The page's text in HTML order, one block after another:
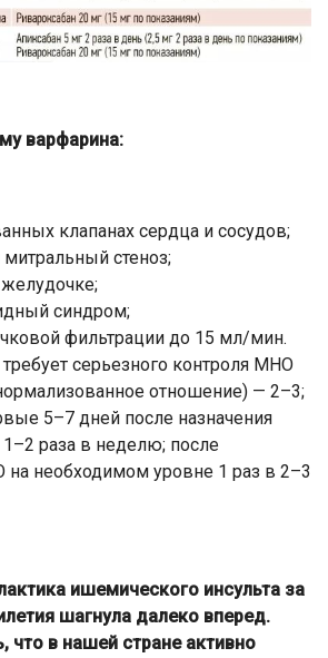
варфарина:
клапанах сердца и сосудов;
стеноз;
синдром;
фильтрации до 15 мл/мин.
серьезного контроля МНО
отношение) — 2–3;
5–7 дней после назначения
раза в неделю; после
на необходимом уровне 1 раз в 2–3
ишемического инсульта за
шагнула далеко вперед.
что в нашей стране активно